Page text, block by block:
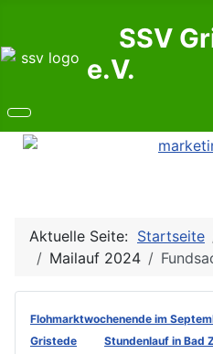
SSV
e.V.
Aktuelle Seite: Startseite
Mailauf 2024
Flohmarktwochenende im
Gristede
Stundenlauf in Bad